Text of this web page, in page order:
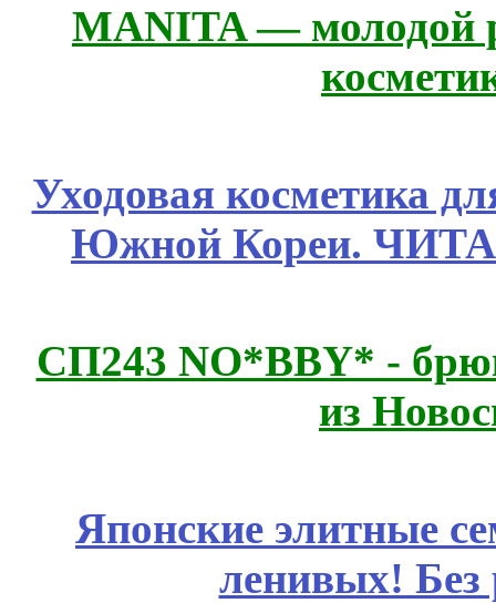
MANITA — молодой
Уходовая косметика
Южной Кореи.
СП243 NO*BBY* -
из
Японские элитные
ленивых!